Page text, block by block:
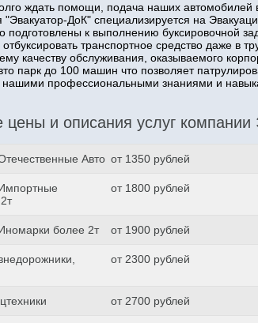
ждать помощи, подача наших автомобилей
ДоК" специализируется на
подготовлены к выполнению буксировочной
транспортное средство даже в
качеству обслуживания, оказываемого
парк до 100 машин что позволяет
профессиональными знаниями и
и описания услуг компании
Авто от 1350 рублей
от 1800 рублей
более 2т от 1900 рублей
от 2300 рублей
от 2700 рублей